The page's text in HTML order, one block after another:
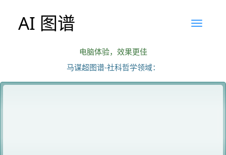
AI 图谱
电脑体验，效果更佳
马谋超图谱-社科哲学领域：